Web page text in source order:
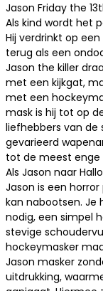
Jason Friday the
Als kind wordt het
Hij verdrinkt op
terug als een
Jason the killer
met een kijkgat,
met een
mask is hij tot op
liefhebbers van de
gevarieerd
tot de meest enge
Als Jason naar
Jason is een
kan nabootsen. Je
nodig, een simpel
stevige
hockeymasker
Jason masker
uitdrukking,